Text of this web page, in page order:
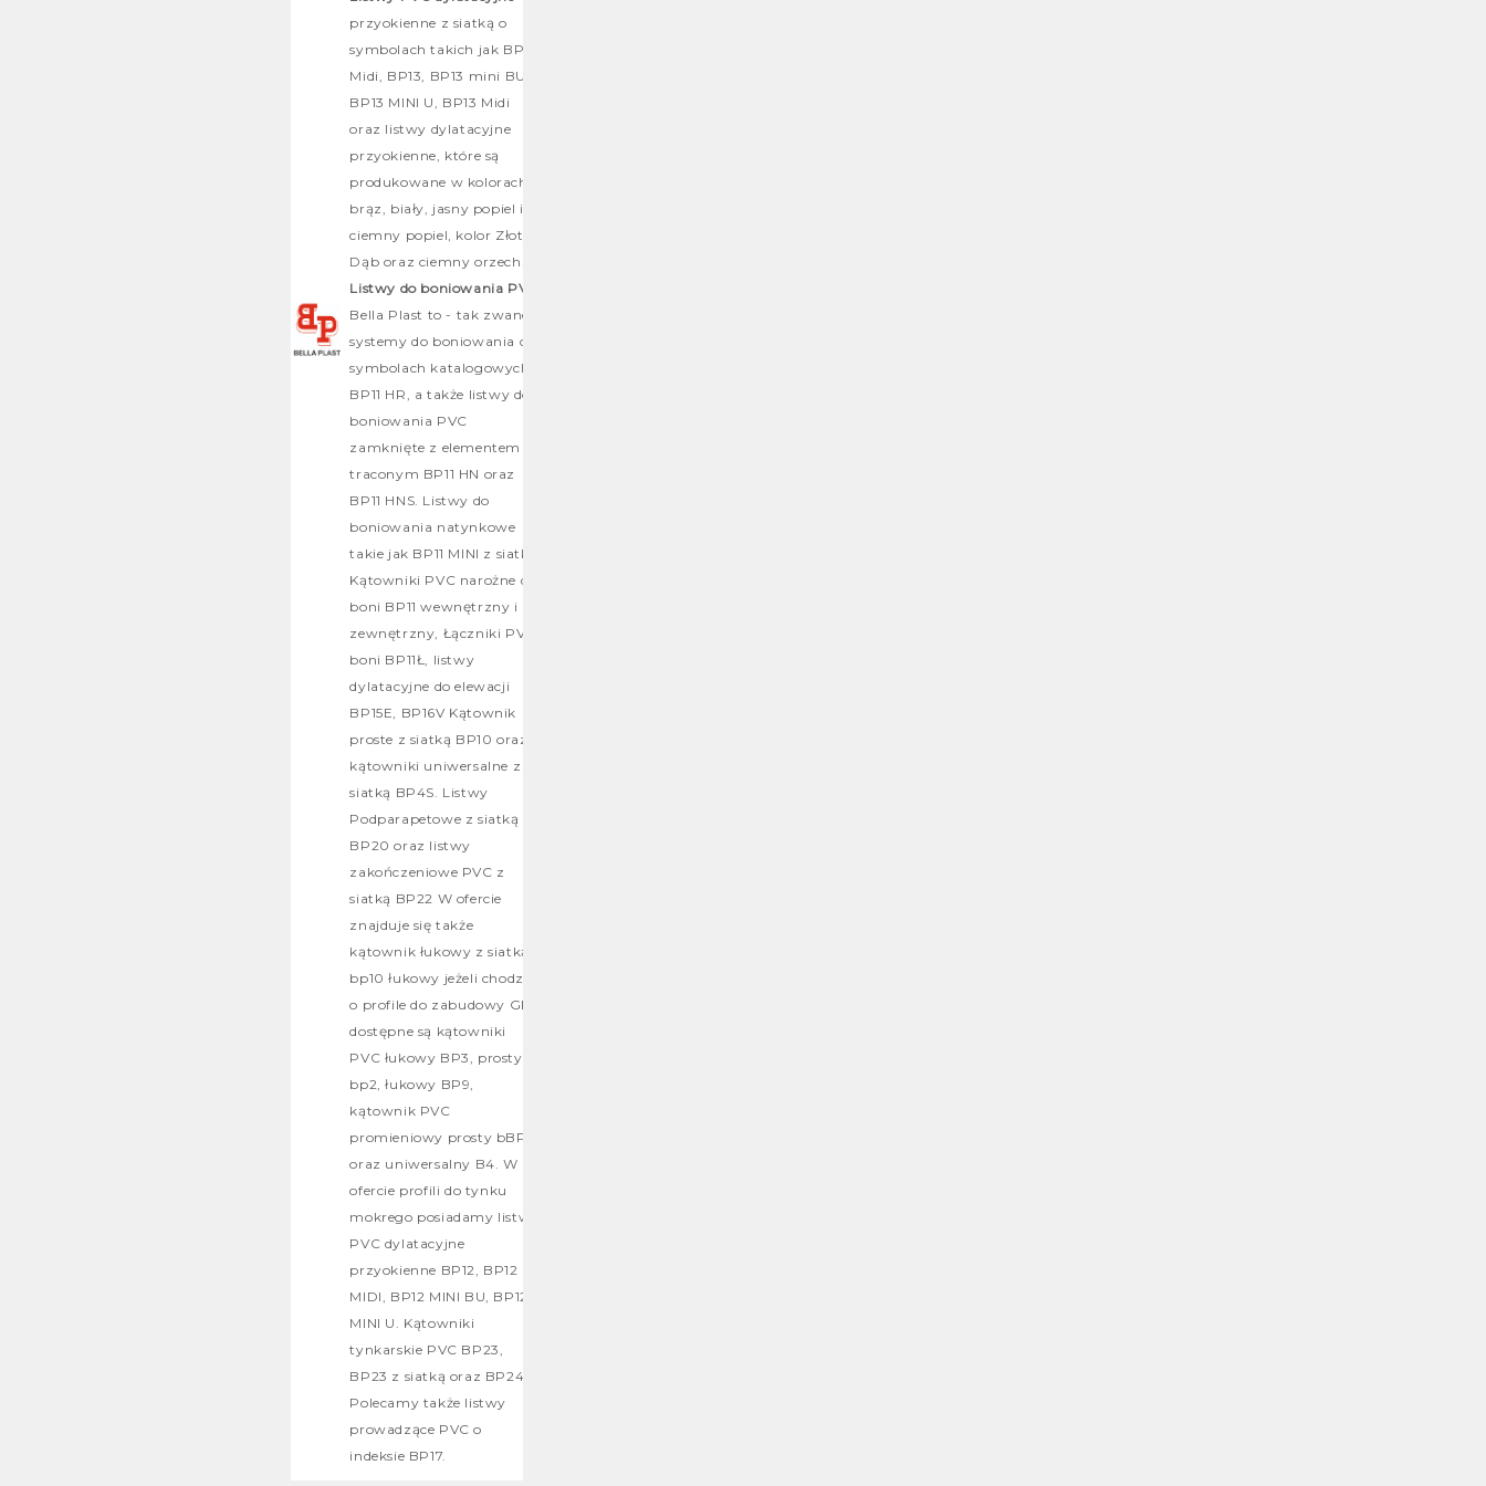
przyokienne z siatką o
symbolach takich jak BP13
Midi, BP13, BP13 mini BU,
BP13 MINI U, BP13 Midi
oraz listwy dylatacyjne
przyokienne, które są
produkowane w kolorach
brąz, biały, jasny popiel i
ciemny popiel, kolor Złoty
Dąb oraz ciemny orzech.
Listwy do boniowania PVC
Bella Plast to - tak zwane
systemy do boniowania o
symbolach katalogowych
BP11 HR, a także listwy do
boniowania PVC
zamknięte z elementem
traconym BP11 HN oraz
BP11 HNS. Listwy do
boniowania natynkowe
takie jak BP11 MINI z siatką
Kątowniki PVC narożne do
boni BP11 wewnętrzny i
zewnętrzny, Łączniki PVC
boni BP11Ł, listwy
dylatacyjne do elewacji
BP15E, BP16V Kątownik
proste z siatką BP10 oraz
kątowniki uniwersalne z
siatką BP4S. Listwy
Podparapetowe z siatką
BP20 oraz listwy
zakończeniowe PVC z
siatką BP22 W ofercie
znajduje się także
kątownik łukowy z siatką
bp10 łukowy jeżeli chodzi
o profile do zabudowy GK
dostępne są kątowniki
PVC łukowy BP3, prosty
bp2, łukowy BP9,
kątownik PVC
promieniowy prosty bBP8
oraz uniwersalny B4. W
ofercie profili do tynku
mokrego posiadamy listwy
PVC dylatacyjne
przyokienne BP12, BP12
MIDI, BP12 MINI BU, BP12
MINI U. Kątowniki
tynkarskie PVC BP23,
BP23 z siatką oraz BP24.
Polecamy także listwy
prowadzące PVC o
indeksie BP17.